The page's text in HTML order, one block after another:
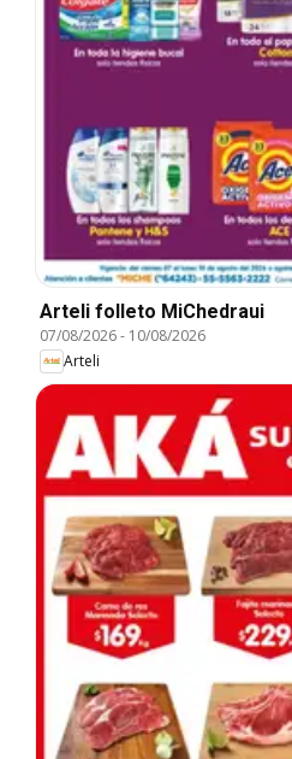
Arteli folleto MiChedraui
07/08/2026- 10/08/2026
Arteli